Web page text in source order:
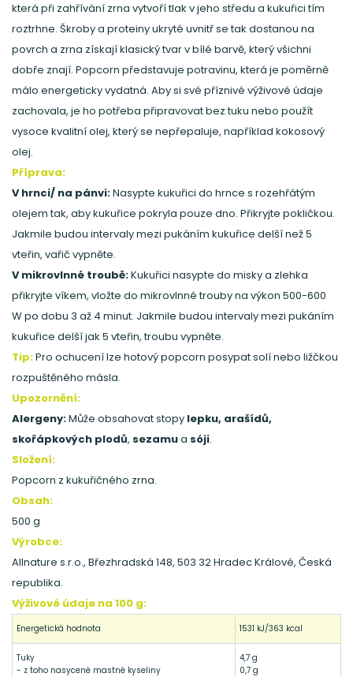
která při zahřívání zrna vytvoří tlak v jeho středu a kukuřici tím
roztrhne. Škroby a proteiny ukryté uvnitř se tak dostanou na
povrch a zrna získají klasický tvar v bílé barvě, který všichni
dobře znají. Popcorn představuje potravinu, která je poměrně
málo energeticky vydatná. Aby si své příznivé výživové údaje
zachovala, je ho potřeba připravovat bez tuku nebo použít
vysoce kvalitní olej, který se nepřepaluje, například kokosový
olej.
Příprava:
V hrnci/ na pánvi:Nasypte kukuřici do hrnce s rozehřátým
olejem tak, aby kukuřice pokryla pouze dno. Přikryjte pokličkou.
Jakmile budou intervaly mezi pukáním kukuřice delší než 5
vteřin, vařič vypněte.
V mikrovlnné troubě:Kukuřici nasypte do misky a zlehka
přikryjte víkem, vložte do mikrovlnné trouby na výkon 500-600
W po dobu 3 až 4 minut. Jakmile budou intervaly mezi pukáním
kukuřice delší jak 5 vteřin, troubu vypněte.
Tip:Pro ochucení lze hotový popcorn posypat solí nebo ližčkou
rozpuštěného másla.
Upozornění:
Alergeny:Může obsahovat stopy lepku, arašídů,
skořápkových plodů, sezamua sóji.
Složení:
Popcorn z kukuřičného zrna.
Obsah:
500 g
Výrobce:
Allnature s.r.o., Březhradská 148, 503 32 Hradec Králové, Česká
republika.
Výživové údaje na 100 g:
Energetická hodnota 1531 kJ/363 kcal
Tuky
- z toho nasycené mastné kyseliny
4,7 g
0,7 g